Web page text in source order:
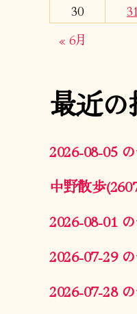
30
31
« 6月
最近
2026-08-05
中野散歩
2026-08-01
2026-07-29
2026-07-28